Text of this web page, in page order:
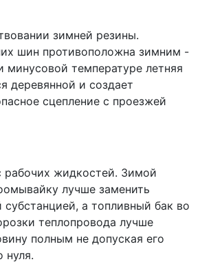
зимней резины.
шин противоположна зимним -
минусовой температуре летняя
деревянной и создает
сцепление с проезжей
рабочих жидкостей. Зимой
лучше заменить
а топливный бак во
теплопровода лучше
полным не допуская его
нуля.